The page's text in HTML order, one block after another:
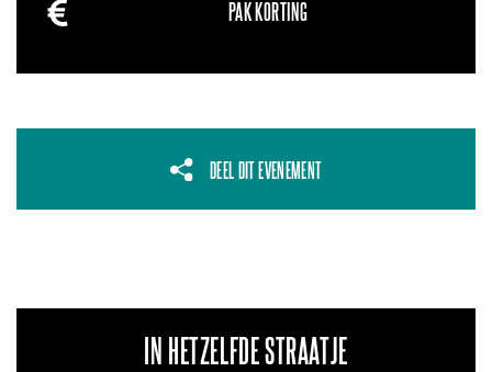
PAK KORTING
DEEL DIT EVENEMENT
IN HETZELFDE STRAATJE